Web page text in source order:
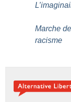
Marche
racisme